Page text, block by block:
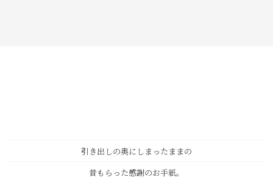
引き出しの奥にしまったままの
昔もらった感謝のお手紙。